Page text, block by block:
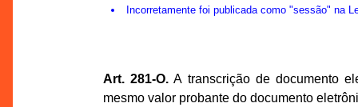
Incorretamente foi publicada como "sessão" na
Art. 281-O. A transcrição de documento
mesmo valor probante do documento